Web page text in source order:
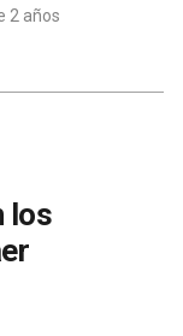
2 años
los